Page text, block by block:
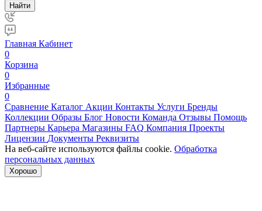
Найти
Главная Кабинет
0
Корзина
0
Избранные
0
Сравнение Каталог Акции Контакты Услуги Бренды
Коллекции Образы Блог Новости Команда Отзывы Помощь
Партнеры Карьера Магазины FAQ Компания Проекты
Лицензии Документы Реквизиты
На веб-сайте используются файлы cookie. Обработка
персональных данных
Хорошо